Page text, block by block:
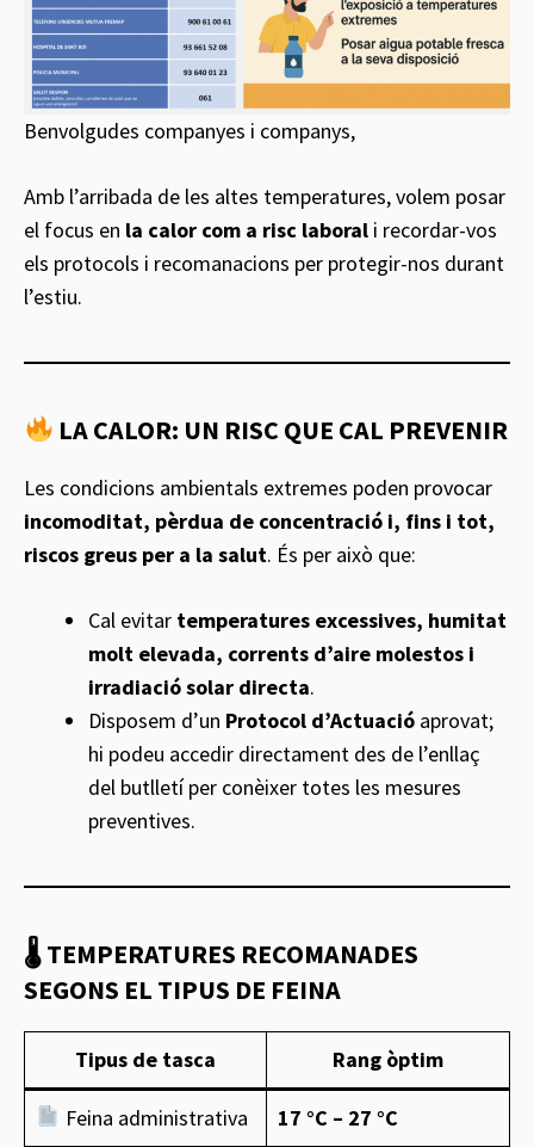
Benvolgudes companyes i companys,
Amb l’arribada de les altes temperatures, volem posar
el focus en la calor com a risc laboral i recordar-vos
els protocols i recomanacions per protegir-nos durant
l’estiu.
LA CALOR: UN RISC QUE CAL PREVENIR
Les condicions ambientals extremes poden provocar
incomoditat, pèrdua de concentració i, fins i tot,
riscos greus per a la salut. És per això que:
Cal evitar temperatures excessives, humitat
molt elevada, corrents d’aire molestos i
irradiació solar directa.
Disposem d’un Protocol d’Actuació aprovat;
hi podeu accedir directament des de l’enllaç
del butlletí per conèixer totes les mesures
preventives.
🌡TEMPERATURES RECOMANADES
SEGONS EL TIPUS DE FEINA
Tipus de tasca Rang òptim
Feina administrativa 17 °C – 27 °C